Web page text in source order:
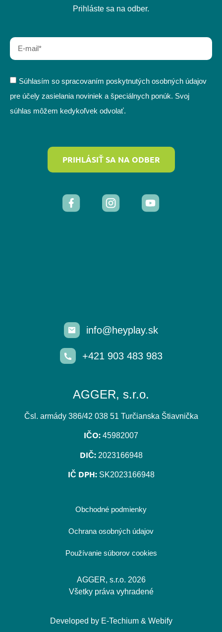
info@heyplay.sk
+421 903 483 983
AGGER, s.r.o.
Čsl. armády 386/42 038 51 Turčianska Štiavnička
IČO: 45982007
DIČ: 2023166948
IČ DPH: SK2023166948
Prihláste sa na odber.
Súhlasím so spracovaním poskytnutých osobných údajov
pre účely zasielania noviniek a špeciálnych ponúk. Svoj
súhlas môžem kedykoľvek odvolať.
PRIHLÁSIŤ SA NA ODBER
Obchodné podmienky
Ochrana osobných údajov
Používanie súborov cookies
AGGER, s.r.o. 2026
Všetky práva vyhradené
Developed by E-Techium& Webify